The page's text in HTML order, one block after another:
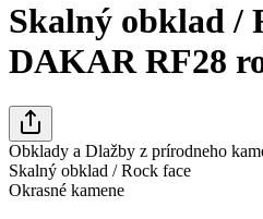
Skalný obklad /
DAKAR RF28
Obklady a Dlažby z prírodneho
Skalný obklad / Rock face
Okrasné kamene